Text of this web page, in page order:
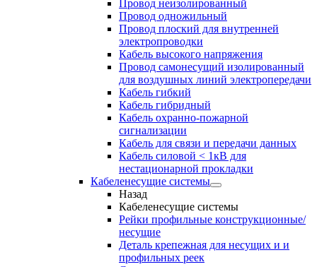
Провод неизолированный
Провод одножильный
Провод плоский для внутренней
электропроводки
Кабель высокого напряжения
Провод самонесущий изолированный
для воздушных линий электропередачи
Кабель гибкий
Кабель гибридный
Кабель охранно-пожарной
сигнализации
Кабель для связи и передачи данных
Кабель силовой < 1кВ для
нестационарной прокладки
Кабеленесущие системы
Назад
Кабеленесущие системы
Рейки профильные конструкционные/
несущие
Деталь крепежная для несущих и и
профильных реек